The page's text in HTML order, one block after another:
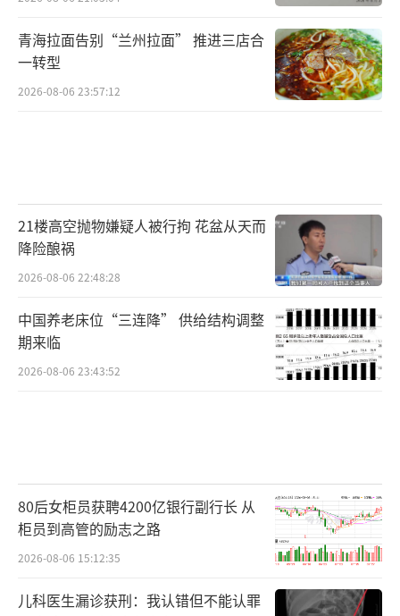
青海拉面告别“兰州拉面” 推进三店合
一转型
2026-08-06 23:57:12
21楼高空抛物嫌疑人被行拘 花盆从天而
降险酿祸
2026-08-06 22:48:28
中国养老床位“三连降” 供给结构调整
期来临
2026-08-06 23:43:52
80后女柜员获聘4200亿银行副行长 从
柜员到高管的励志之路
2026-08-06 15:12:35
儿科医生漏诊获刑：我认错但不能认罪